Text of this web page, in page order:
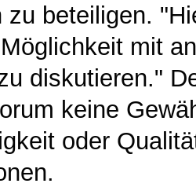
zu beteiligen.
mit
diskutieren."
keine
oder